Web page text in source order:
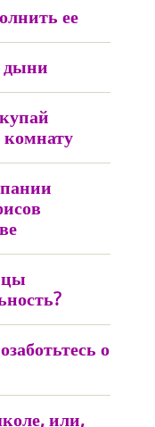
ее
дыни
комнату
о
или,